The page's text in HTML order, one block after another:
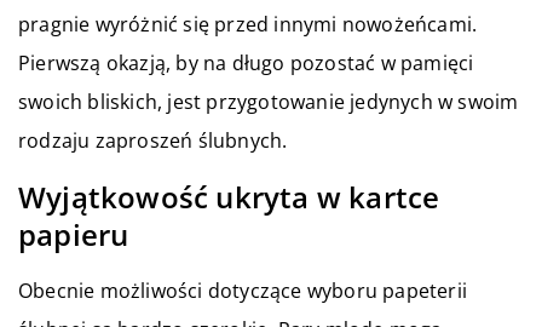
pragnie wyróżnić się przed innymi nowożeńcami.
Pierwszą okazją, by na długo pozostać w pamięci
swoich bliskich, jest przygotowanie jedynych w swoim
rodzaju zaproszeń ślubnych.
Wyjątkowość ukryta w kartce
papieru
Obecnie możliwości dotyczące wyboru papeterii